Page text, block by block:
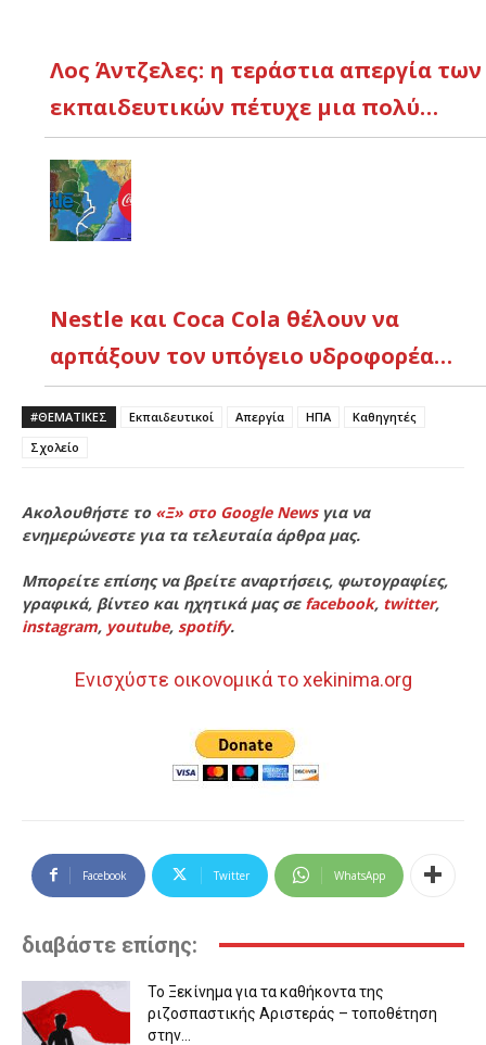
Λος Άντζελες: η τεράστια απεργία των
εκπαιδευτικών πέτυχε μια πολύ…
Nestle και Coca Cola θέλουν να
αρπάξουν τον υπόγειο υδροφορέα…
#ΘΕΜΑΤΙΚΈΣ Εκπαιδευτικοί Απεργία ΗΠΑ
Καθηγητές
Σχολείο
Ακολουθήστε το «Ξ» στο Google Newsγια να
ενημερώνεστε για τα τελευταία άρθρα μας.
Μπορείτε επίσης να βρείτε αναρτήσεις, φωτογραφίες,
γραφικά, βίντεο και ηχητικά μας σε facebook, twitter,
instagram, youtube, spotify.
Ενισχύστε οικονομικά το xekinima.org
Facebook Twitter WhatsApp
διαβάστε επίσης:
Το Ξεκίνημα για τα καθήκοντα της
ριζοσπαστικής Αριστεράς – τοποθέτηση
στην...